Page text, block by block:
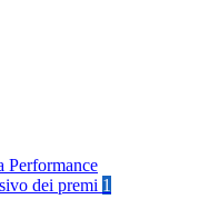
Performance
dei premi 1